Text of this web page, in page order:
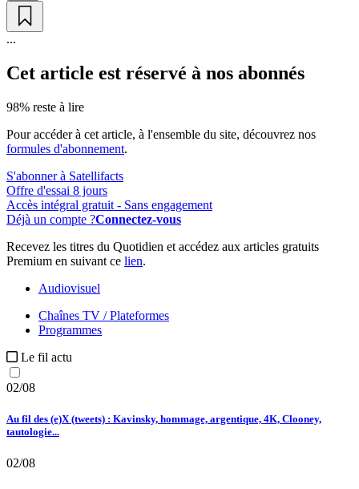
...
Cet article est réservé à nos abonnés
98% reste à lire
Pour accéder à cet article, à l'ensemble du site, découvrez nos
formules d'abonnement.
S'abonner à Satellifacts
Offre d'essai 8 jours
Accès intégral gratuit - Sans engagement
Déjà un compte ?Connectez-vous
Recevez les titres du Quotidien et accédez aux articles gratuits
Premium en suivant ce lien.
Audiovisuel
Chaînes TV / Plateformes
Programmes
Le fil actu
02/08
Au fil des (e)X (tweets) : Kavinsky, hommage, argentique, 4K, Clooney,
tautologie...
02/08